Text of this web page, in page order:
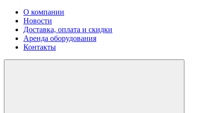
О компании
Новости
Доставка, оплата и скидки
Аренда оборудования
Контакты